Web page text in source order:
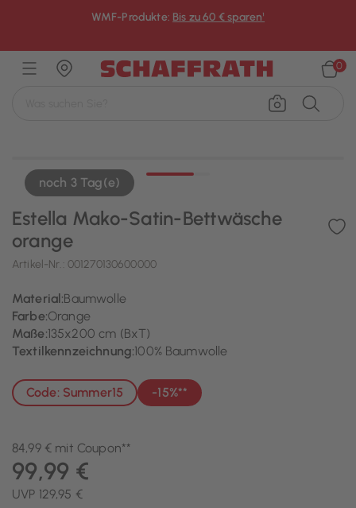
WMF-Produkte: Bis zu 60 € sparen¹
0
noch 3 Tag(e)
Estella Mako-Satin-Bettwäsche
orange
Artikel-Nr.: 001270130600000
Material:Baumwolle
Farbe:Orange
Maße:135x200 cm (BxT)
Textilkennzeichnung:100% Baumwolle
Code: Summer15 -15%**
84,99 € mit Coupon**
UVP 129,95 €
99,99 €